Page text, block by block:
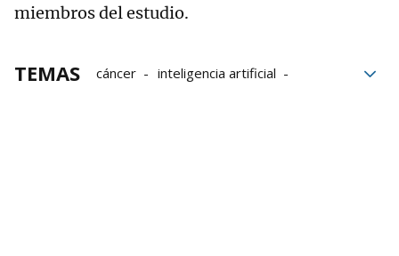
miembros del estudio.
TEMAS cáncer
inteligencia artificial